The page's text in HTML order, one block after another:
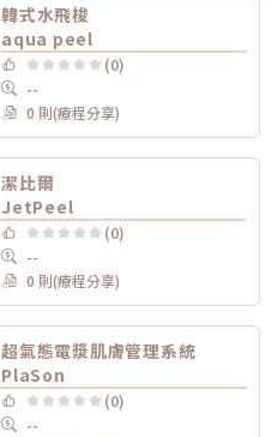
韓式水飛梭
aqua peel
(0)
--
0 則(療程分享)
潔比爾
JetPeel
(0)
--
0 則(療程分享)
超氣態電漿肌膚管理系統
PlaSon
(0)
--